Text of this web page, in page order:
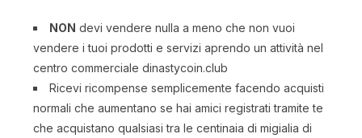
NON devi vendere nulla a meno che non vuoi
vendere i tuoi prodotti e servizi aprendo un attività nel
centro commerciale dinastycoin.club
Ricevi ricompense semplicemente facendo acquisti
normali che aumentano se hai amici registrati tramite te
che acquistano qualsiasi tra le centinaia di migialia di